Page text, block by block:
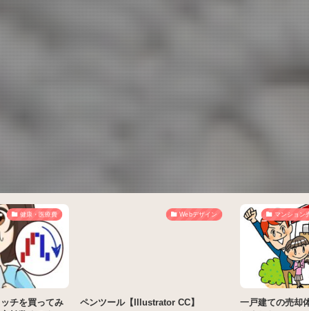
健康・医療費
チを買ってみ
Webデザイン
ペンツール【Illustrator CC】
マンション
一戸建ての売却